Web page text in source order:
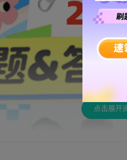
点击展开